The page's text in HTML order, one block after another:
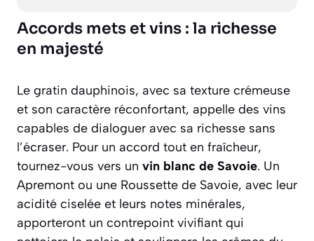
Accords mets et vins : la richesse
en majesté
Le gratin dauphinois, avec sa texture crémeuse
et son caractère réconfortant, appelle des vins
capables de dialoguer avec sa richesse sans
l’écraser. Pour un accord tout en fraîcheur,
tournez-vous vers un vin blanc de Savoie. Un
Apremont ou une Roussette de Savoie, avec leur
acidité ciselée et leurs notes minérales,
apporteront un contrepoint vivifiant qui